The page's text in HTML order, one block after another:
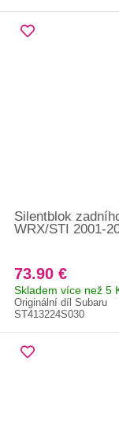
Silentblok
WRX/STI 2001-
73.90 €
Skladem více než 5
Originální díl Subaru
ST413224S030